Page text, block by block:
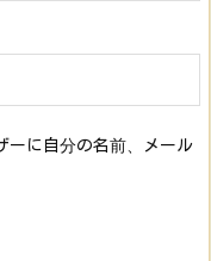
ーに自分の名前、メール